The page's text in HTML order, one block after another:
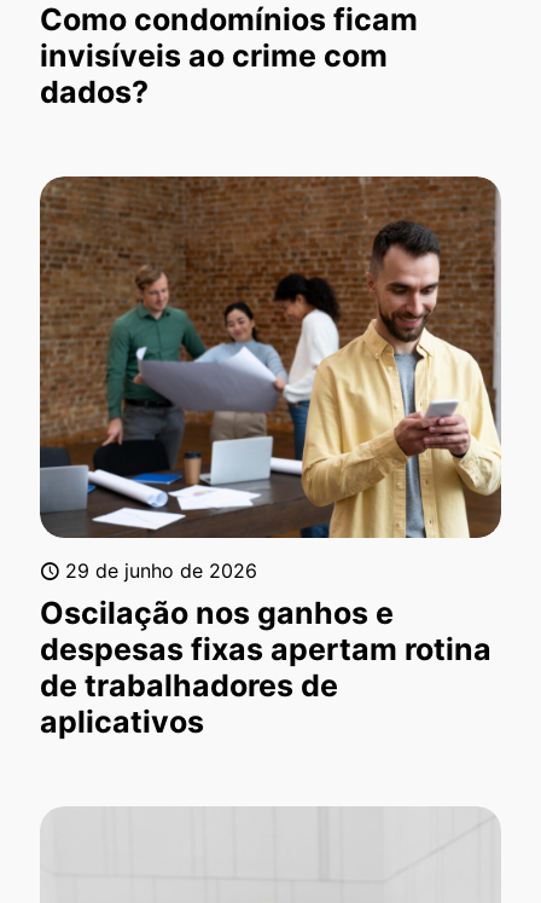
Como condomínios ficam
invisíveis ao crime com
dados?
29 de junho de 2026
Oscilação nos ganhos e
despesas fixas apertam rotina
de trabalhadores de
aplicativos